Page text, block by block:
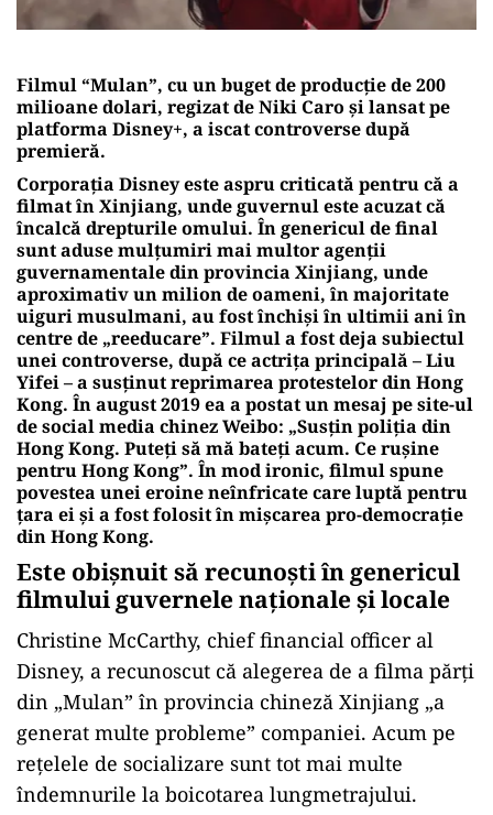
Filmul “Mulan”, cu un buget de producţie de 200
milioane dolari, regizat de Niki Caro și lansat pe
platforma Disney+, a iscat controverse după
premieră.
Corporaţia Disney este aspru criticată pentru că a
filmat în Xinjiang, unde guvernul este acuzat că
încalcă drepturile omului. În genericul de final
sunt aduse mulţumiri mai multor agenţii
guvernamentale din provincia Xinjiang, unde
aproximativ un milion de oameni, în majoritate
uiguri musulmani, au fost închişi în ultimii ani în
centre de „reeducare”. Filmul a fost deja subiectul
unei controverse, după ce actriţa principală – Liu
Yifei – a susţinut reprimarea protestelor din Hong
Kong. În august 2019 ea a postat un mesaj pe site-ul
de social media chinez Weibo: „Susțin poliția din
Hong Kong. Puteți să mă bateți acum. Ce rușine
pentru Hong Kong”. În mod ironic, filmul spune
povestea unei eroine neînfricate care luptă pentru
țara ei și a fost folosit în mișcarea pro-democrație
din Hong Kong.
Este obişnuit să recunoşti în genericul
filmului guvernele naţionale şi locale
Christine McCarthy, chief financial officer al
Disney, a recunoscut că alegerea de a filma părţi
din „Mulan” în provincia chineză Xinjiang „a
generat multe probleme” companiei. Acum pe
reţelele de socializare sunt tot mai multe
îndemnurile la boicotarea lungmetrajului.